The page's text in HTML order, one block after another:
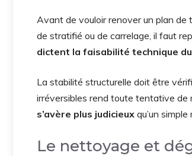
Avant de vouloir renover un plan de
de stratifié ou de carrelage, il faut
dictent la faisabilité technique
La stabilité structurelle doit être
irréversibles rend toute tentative de
s’avère plus judicieux qu’un simple
Le nettoyage et